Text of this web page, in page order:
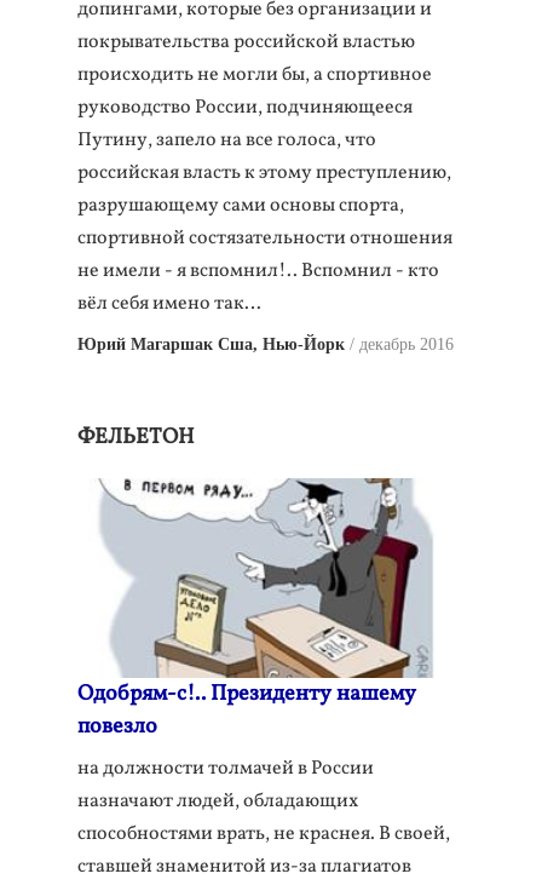
допингами, которые без организации и
покрывательства российской властью
происходить не могли бы, а спортивное
руководство России, подчиняющееся
Путину, запело на все голоса, что
российская власть к этому преступлению,
разрушающему сами основы спорта,
спортивной состязательности отношения
не имели - я вспомнил!.. Вспомнил - кто
вёл себя имено так…
Юрий Магаршак Сша, Нью-Йорк декабрь 2016
ФЕЛЬЕТОН
Одобрям-с!.. Президенту нашему
повезло
на должности толмачей в России
назначают людей, обладающих
способностями врать, не краснея. В своей,
ставшей знаменитой из-за плагиатов